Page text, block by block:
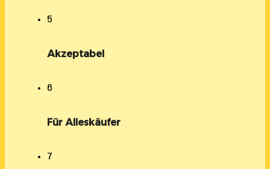
5
Akzeptabel
6
Für Alleskäufer
7